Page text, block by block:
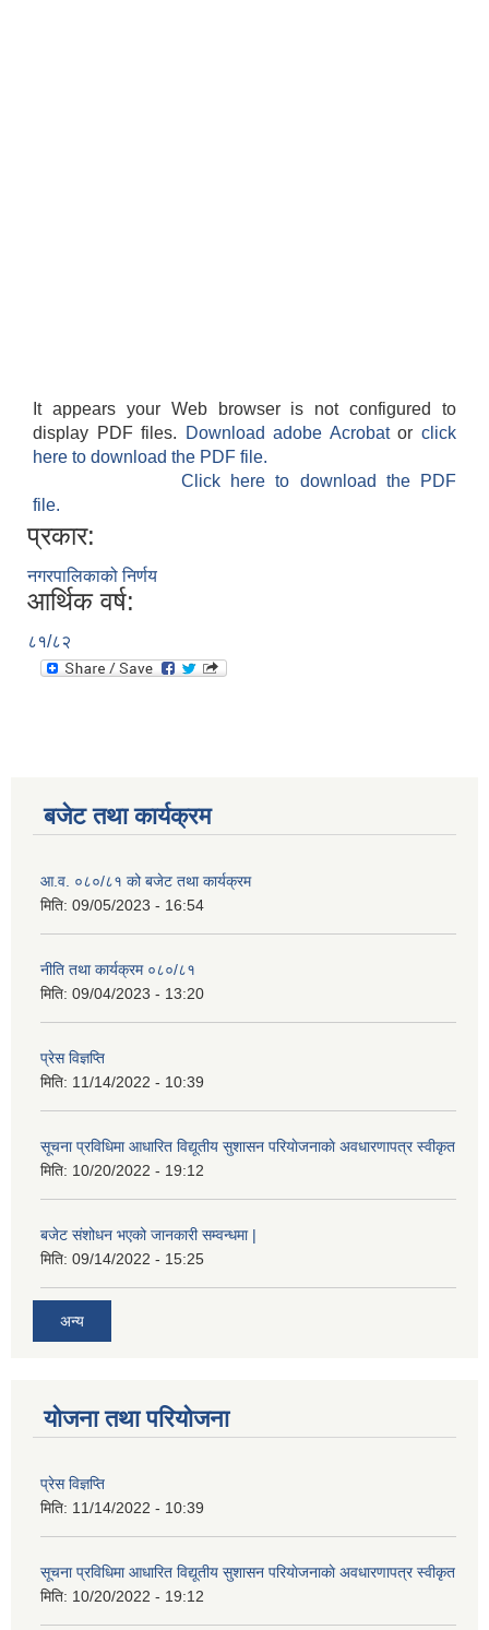
It appears your Web browser is not configured to
display PDF files.
Download adobe Acrobatorclick
here to download the PDF file.
Click here to download the PDF
file.
प्रकार:
नगरपालिकाको निर्णय
आर्थिक वर्ष:
८१/८२
बजेट तथा कार्यक्रम
आ.व. ०८०/८१ को बजेट तथा कार्यक्रम
मिति: 09/05/2023 - 16:54
नीति तथा कार्यक्रम ०८०/८१
मिति: 09/04/2023 - 13:20
प्रेस विज्ञप्ति
मिति: 11/14/2022 - 10:39
सूचना प्रविधिमा आधारित विद्यूतीय सुशासन परियाेजनाकाे अवधारणापत्र स्वीकृत
मिति: 10/20/2022 - 19:12
बजेट संशोधन भएको जानकारी सम्वन्धमा |
मिति: 09/14/2022 - 15:25
अन्य
योजना तथा परियोजना
प्रेस विज्ञप्ति
मिति: 11/14/2022 - 10:39
सूचना प्रविधिमा आधारित विद्यूतीय सुशासन परियाेजनाकाे अवधारणापत्र स्वीकृत
मिति: 10/20/2022 - 19:12